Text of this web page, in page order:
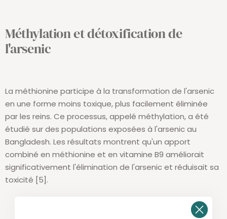
Méthylation et détoxification de
l'arsenic
La méthionine participe à la transformation de l'arsenic
en une forme moins toxique, plus facilement éliminée
par les reins. Ce processus, appelé méthylation, a été
étudié sur des populations exposées à l'arsenic au
Bangladesh. Les résultats montrent qu'un apport
combiné en méthionine et en vitamine B9 améliorait
significativement l'élimination de l'arsenic et réduisait sa
toxicité [5].